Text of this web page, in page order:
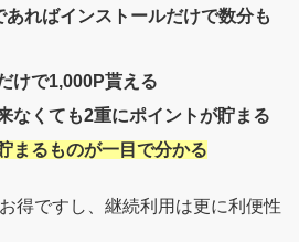
ればインストールだけで数分も
けで1,000P貰える
なくても2重にポイントが貯まる
まるものが一目で分かる
得ですし、継続利用は更に利便性